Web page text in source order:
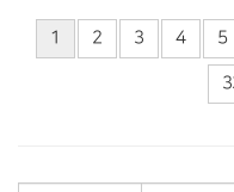
1 2 3 4 5